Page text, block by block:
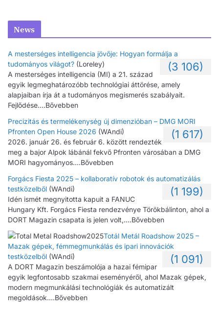
News
A mesterséges intelligencia jövője: Hogyan formálja a
tudományos világot? (Loreley) (3 106)
A mesterséges intelligencia (MI) a 21. század
egyik legmeghatározóbb technológiai áttörése, amely
alapjaiban írja át a tudományos megismerés szabályait.
Fejlődése....Bővebben
Precizitás és termelékenység új dimenzióban – DMG MORI
Pfronten Open House 2026 (WAndi) (1 617)
2026. január 26. és február 6. között rendezték
meg a bajor Alpok lábánál fekvő Pfronten városában a DMG
MORI hagyományos....Bővebben
Forgács Fiesta 2025 – kollaboratív robotok és automatizálás
testközelből (WAndi) (1 199)
Idén ismét megnyitotta kapuit a FANUC
Hungary Kft. Forgács Fiesta rendezvénye Törökbálinton, ahol a
DORT Magazin csapata is jelen volt,....Bővebben
Totál Metál Roadshow 2025 –
Mazak gépek, fémmegmunkálás és ipari innovációk
testközelből (WAndi) (1 091)
A DORT Magazin beszámolója a hazai fémipar
egyik legfontosabb szakmai eseményéről, ahol Mazak gépek,
modern megmunkálási technológiák és automatizált
megoldások....Bővebben